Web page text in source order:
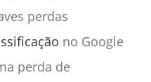
perdas
no Google
perda de